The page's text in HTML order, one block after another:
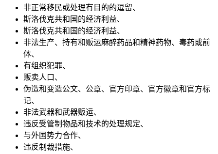
非正常移民或处理有目的的逗留、
斯洛伐克共和国的经济利益、
斯洛伐克共和国的经济利益、
非法生产、持有和贩运麻醉药品和精神药物、毒药或前
体、
有组织犯罪、
贩卖人口、
伪造和变造公文、公章、官方印章、官方徽章和官方标
记、
非法武器和武器贩运、
违反受管制物品和技术的处理规定、
与外国势力合作、
违反制裁措施、